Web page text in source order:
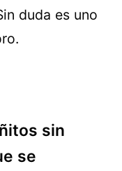
duda es uno
sin
se